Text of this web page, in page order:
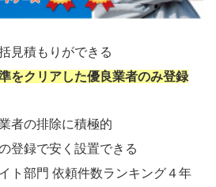
見積もりができる
をクリアした優良業者のみ登録
者の排除に積極的
登録で安く設置できる
ト部門 依頼件数ランキング４年